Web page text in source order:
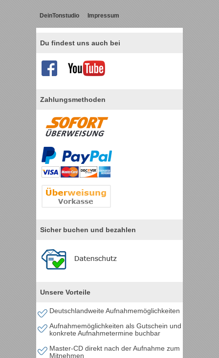
DeinTonstudio Impressum
Du findest uns auch bei
Zahlungsmethoden
Sicher buchen und bezahlen
Unsere Vorteile
Deutschlandweite Aufnahmemöglichkeiten
Aufnahmemöglichkeiten als Gutschein und
konkrete Aufnahmetermine buchbar
Master-CD direkt nach der Aufnahme zum
Mitnehmen